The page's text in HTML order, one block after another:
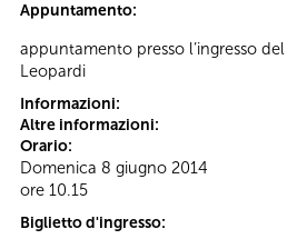
Appuntamento:
appuntamento presso l’ingresso
Leopardi
Informazioni:
Altre informazioni:
Orario:
Domenica 8 giugno 2014
ore 10.15
Biglietto d'ingresso: